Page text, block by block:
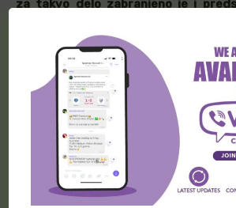
za takvo delo zabranjeno je i
autorskog prava i krivično delo, koje
skladu sa zakonom.
acb premium
Facebook Twitter